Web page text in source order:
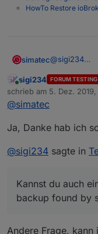
HowTo Restore
simatec@sigi234
musst du
.backup-
}
    {
    }
.backup-
Online
sigi234 FORUM TESTING
schrieb am 5. Dez. 2019,
zuletzt editiert von
@simatec
Ja, Danke hab ich
@sigi234 sagte in
Kannst du auch
backup found by
Andere Frage, kann